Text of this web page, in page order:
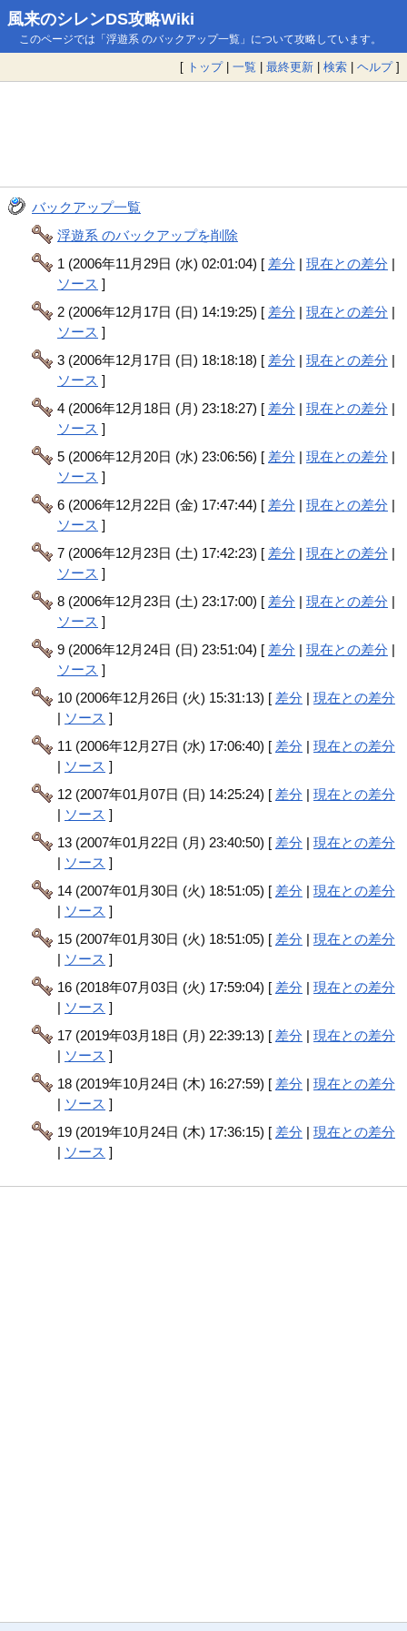
風来のシレンDS攻略Wiki
このページでは「浮遊系 のバックアップ一覧」について攻略しています。
[ トップ| 一覧 | 最終更新 | 検索 | ヘルプ]
バックアップ一覧
浮遊系 のバックアップを削除
1 (2006年11月29日 (水) 02:01:04) [ 差分 |現在との差分 |
ソース ]
2 (2006年12月17日 (日) 14:19:25) [ 差分 |現在との差分 |
ソース ]
3 (2006年12月17日 (日) 18:18:18) [ 差分 |現在との差分 |
ソース ]
4 (2006年12月18日 (月) 23:18:27) [ 差分 |現在との差分 |
ソース ]
5 (2006年12月20日 (水) 23:06:56) [ 差分 |現在との差分 |
ソース ]
6 (2006年12月22日 (金) 17:47:44) [ 差分 |現在との差分 |
ソース ]
7 (2006年12月23日 (土) 17:42:23) [ 差分 |現在との差分 |
ソース ]
8 (2006年12月23日 (土) 23:17:00) [ 差分 |現在との差分 |
ソース ]
9 (2006年12月24日 (日) 23:51:04) [ 差分 |現在との差分 |
ソース ]
10 (2006年12月26日 (火) 15:31:13) [ 差分 |現在との差分
| ソース ]
11 (2006年12月27日 (水) 17:06:40) [ 差分 |現在との差分
| ソース ]
12 (2007年01月07日 (日) 14:25:24) [ 差分 |現在との差分
| ソース ]
13 (2007年01月22日 (月) 23:40:50) [ 差分 |現在との差分
| ソース ]
14 (2007年01月30日 (火) 18:51:05) [ 差分 |現在との差分
| ソース ]
15 (2007年01月30日 (火) 18:51:05) [ 差分 |現在との差分
| ソース ]
16 (2018年07月03日 (火) 17:59:04) [ 差分 |現在との差分
| ソース ]
17 (2019年03月18日 (月) 22:39:13) [ 差分 |現在との差分
| ソース ]
18 (2019年10月24日 (木) 16:27:59) [ 差分 |現在との差分
| ソース ]
19 (2019年10月24日 (木) 17:36:15) [ 差分 |現在との差分
| ソース ]